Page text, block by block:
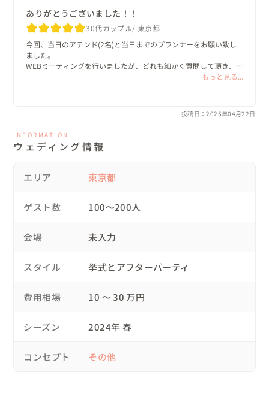
先日も花嫁さんのフラダンスの演出があったのですが、ど
うしてこんなにも花嫁さんのフラダンスというのは美しい
のでしょうか。内側から溢れ出てくる輝きがあり、もう本
当にため息が出るほど美しいのです。
ートを読んでくださっていましたら、ぜひ挙式やパーティ
でフラを披露されることをオススメします！
日本の結婚式ではあまり馴染みのない「証」の時間。これ
に対してスピーチを行うものです。
生い立ちや社会人になった時のことを振り返り、どんな経
んなことを考えて今日の日に至ったか。どんな想いで今日
つひとつにどんな意味が込められていると捉えているか。
ち、決意表明をゲストに伝える時間です。
ありがとうございました！！
30代カップル 東京都
今回、当日のアテンド(2名)と当日までのプランナーをお願い致し
ました。
WEBミーティングを行いましたが、どれも細かく質問して頂き、安
ありがとうございました！！
もっと見る...
投稿日：2025年04月22日
INFORMATION
ウェディング情報
エリア 東京都
ゲスト数 100〜200人
会場 未入力
スタイル 挙式とアフターパーティ
費用相場 10 〜 30 万円
シーズン 2024年 春
コンセプト その他